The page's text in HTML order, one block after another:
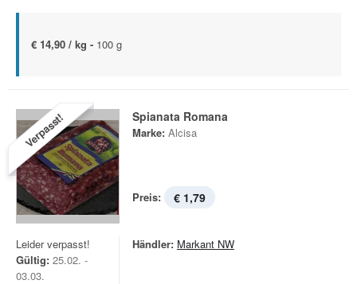
€ 14,90 / kg - 100 g
Verpasst! Spianata Romana
Marke: Alcisa
Preis: € 1,79
Leider verpasst!
Gültig: 25.02. -
03.03.
Händler: Markant NW